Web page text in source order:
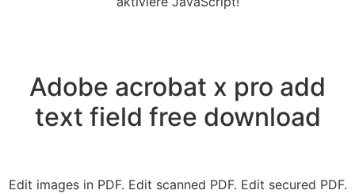
Adobe acrobat x pro add
text field free download
Edit images in PDF. Edit scanned PDF. Edit secured PDF.